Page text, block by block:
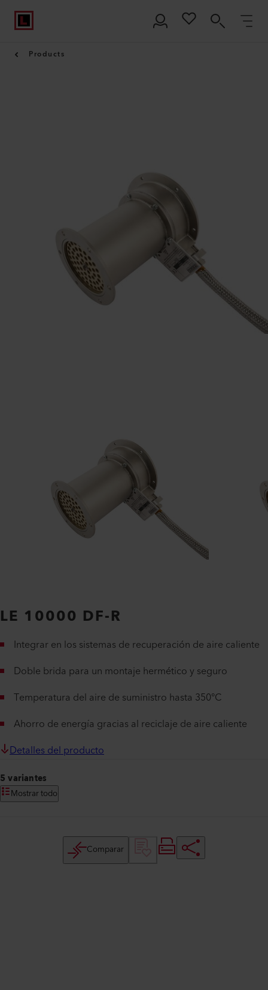
Products
LE 10000 DF-R
Integrar en los sistemas de recuperación de aire caliente
Doble brida para un montaje hermético y seguro
Temperatura del aire de suministro hasta 350°C
Ahorro de energía gracias al reciclaje de aire caliente
Detalles del producto
5 variantes
Mostrar todo
Comparar